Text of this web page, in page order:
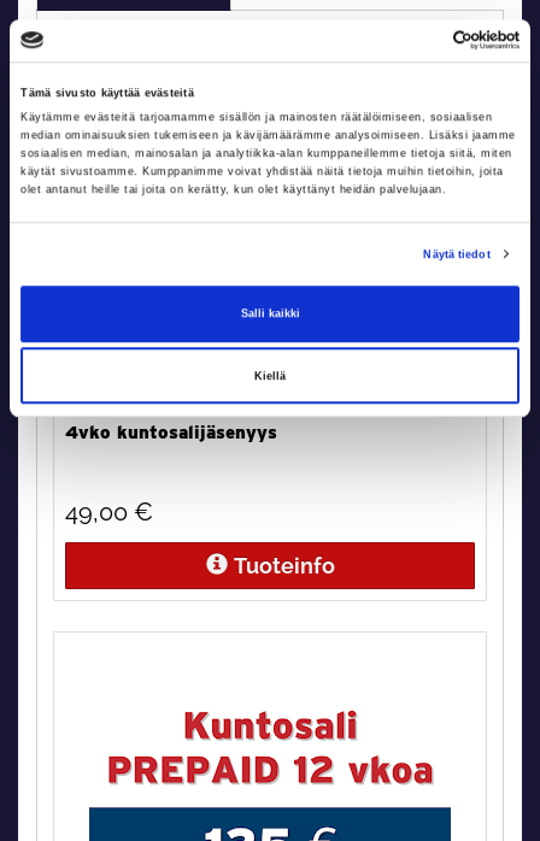
Tämä sivusto käyttää evästeitä
Käytämme evästeitä tarjoamamme sisällön ja mainosten räätälöimiseen, sosiaalisen
median ominaisuuksien tukemiseen ja kävijämäärämme analysoimiseen. Lisäksi jaamme
sosiaalisen median, mainosalan ja analytiikka-alan kumppaneillemme tietoja siitä, miten
käytät sivustoamme. Kumppanimme voivat yhdistää näitä tietoja muihin tietoihin, joita
olet antanut heille tai joita on kerätty, kun olet käyttänyt heidän palvelujaan.
Näytä tiedot
Salli kaikki
Kiellä
4vko kuntosalijäsenyys
49,00 €
Tuoteinfo